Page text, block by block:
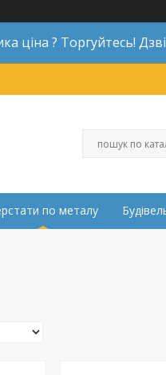
ціна ? Торгуйтесь!
по металу